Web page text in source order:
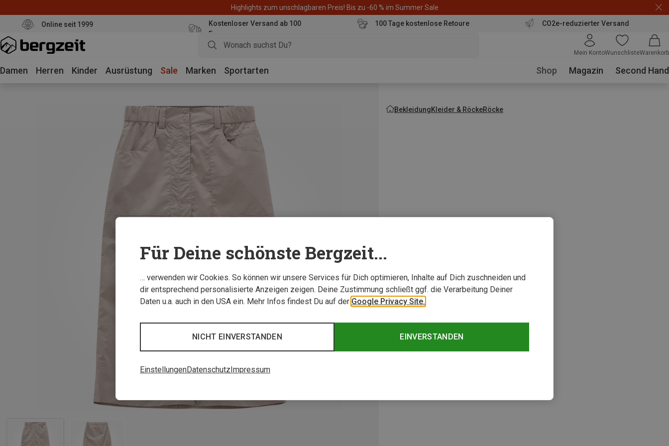
Highlights zum unschlagbaren Preis! Bis zu -60 % im Summer Sale
Online seit 1999
Kostenloser Versand ab 100
Euro
100 Tage kostenlose Retoure CO2e-reduzierter Versand
Mein KontoWunschlisteWarenkorb
Damen Herren Kinder Ausrüstung Sale Marken Sportarten Shop Magazin Second Hand
BekleidungKleider & RöckeRöcke
Für Deine schönste Bergzeit...
… verwenden wir Cookies. So können wir unsere Services für Dich optimieren, Inhalte auf Dich zuschneiden und
dir entsprechend personalisierte Anzeigen zeigen. Deine Zustimmung schließt ggf. die Verarbeitung Deiner
Daten u.a. auch in den USA ein. Mehr Infos findest Du auf der Google Privacy Site.
EINVERSTANDEN
NICHT EINVERSTANDEN
EinstellungenDatenschutzImpressum